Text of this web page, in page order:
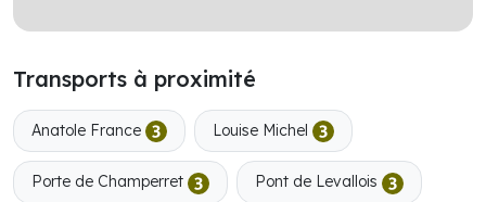
Transports à proximité
Anatole France Louise Michel
Porte de Champerret Pont de Levallois